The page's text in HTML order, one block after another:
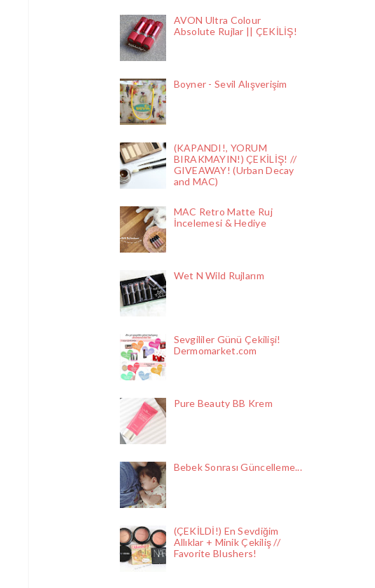
AVON Ultra Colour
Absolute Rujlar || ÇEKİLİŞ!
Boyner - Sevil Alışverişim
(KAPANDI!, YORUM
BIRAKMAYIN!) ÇEKİLİŞ! //
GIVEAWAY! (Urban Decay
and MAC)
MAC Retro Matte Ruj
İncelemesi & Hediye
Wet N Wild Rujlarım
Sevgililer Günü Çekilişi!
Dermomarket.com
Pure Beauty BB Krem
Bebek Sonrası Güncelleme...
(ÇEKİLDİ!) En Sevdiğim
Allıklar + Minik Çekiliş //
Favorite Blushers!